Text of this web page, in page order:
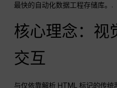
最快的自动化数据工程存储库。.
核心理念：视
交互
与仅依靠解析 HTML 标记的传